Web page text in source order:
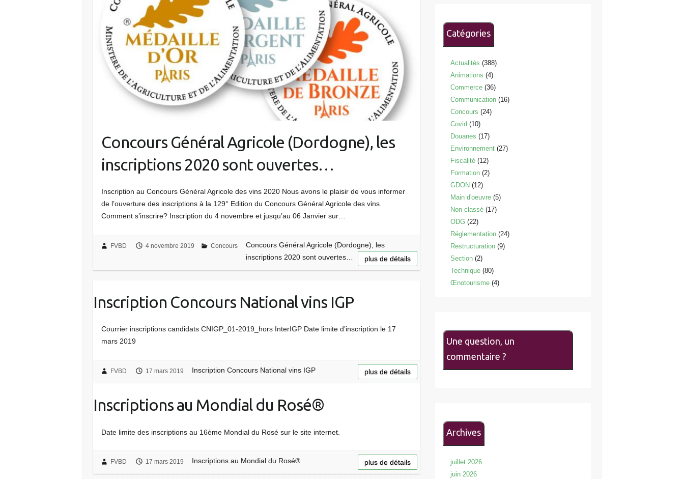
Concours Général Agricole (Dordogne), les
inscriptions 2020 sont ouvertes…
Inscription au Concours Général Agricole des vins 2020 Nous avons le plaisir de vous informer
de l’ouverture des inscriptions à la 129° Edition du Concours Général Agricole des vins.
Comment s’inscrire? Inscription du 4 novembre et jusqu’au 06 Janvier sur…
FVBD 4 novembre 2019 Concours
Concours Général Agricole (Dordogne), les
inscriptions 2020 sont ouvertes…
plus de détails
Inscription Concours National vins IGP
Courrier inscriptions candidats CNIGP_01-2019_hors InterIGP Date limite d’inscription le 17
mars 2019
FVBD 17 mars 2019 Inscription Concours National vins IGP plus de détails
Inscriptions au Mondial du Rosé®
Date limite des inscriptions au 16ème Mondial du Rosé sur le site internet.
FVBD 17 mars 2019 Inscriptions au Mondial du Rosé® plus de détails
Catégories
Actualités (388)
Animations (4)
Commerce(36)
Communication(16)
Concours (24)
Covid (10)
Douanes (17)
Environnement(27)
Fiscalité(12)
Formation(2)
GDON (12)
Main d'oeuvre(5)
Non classé(17)
ODG(22)
Réglementation(24)
Restructuration(9)
Section(2)
Technique(80)
Œnotourisme(4)
Une question, un
commentaire ?
Archives
juillet 2026
juin 2026